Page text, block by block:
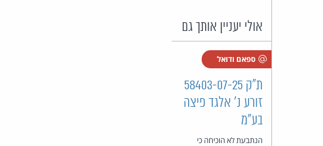
אולי יעניין אותך גם
ספאם ודואל
ת"ק 58403-07-25
זורע נ' אלגד פיצה
בע"מ
הנתבעת לא הוכיחה כי